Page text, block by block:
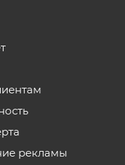
рекламы